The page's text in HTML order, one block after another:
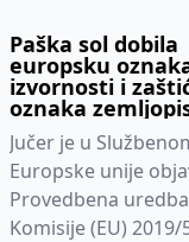
Paška sol dobila
europsku
izvornosti i
oznaka
podrijetla
Jučer je u
Europske unije
Provedbena uredba
Komisije (EU) 2019/